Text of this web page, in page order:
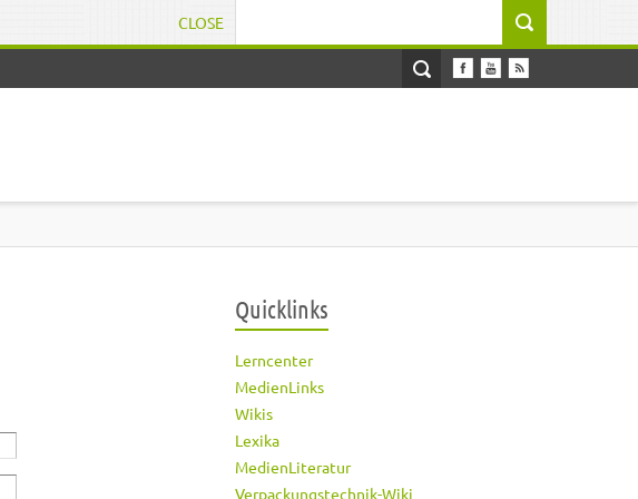
CLOSE
Quicklinks
Lerncenter
MedienLinks
Wikis
Lexika
MedienLiteratur
Verpackungstechnik-Wiki